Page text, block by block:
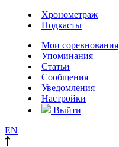
Хронометраж
Подкасты
Мои соревнования
Упоминания
Статьи
Сообщения
Уведомления
Настройки
Выйти
EN